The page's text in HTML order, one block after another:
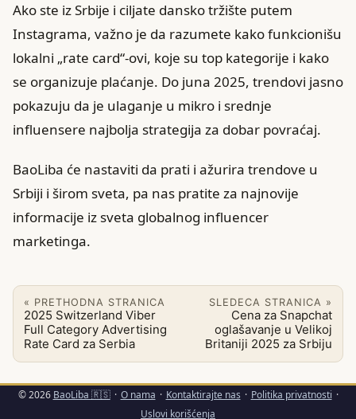
Ako ste iz Srbije i ciljate dansko tržište putem
Instagrama, važno je da razumete kako funkcionišu
lokalni „rate card“-ovi, koje su top kategorije i kako
se organizuje plaćanje. Do juna 2025, trendovi jasno
pokazuju da je ulaganje u mikro i srednje
influensere najbolja strategija za dobar povraćaj.
BaoLiba će nastaviti da prati i ažurira trendove u
Srbiji i širom sveta, pa nas pratite za najnovije
informacije iz sveta globalnog influencer
marketinga.
« PRETHODNA STRANICA
2025 Switzerland Viber
Full Category Advertising
Rate Card za Serbia
SLEDECA STRANICA »
Cena za Snapchat
oglašavanje u Velikoj
Britaniji 2025 za Srbiju
© 2026 BaoLiba 🇷🇸 · O nama · Kontaktirajte nas · Politika privatnosti ·
Uslovi korišćenja